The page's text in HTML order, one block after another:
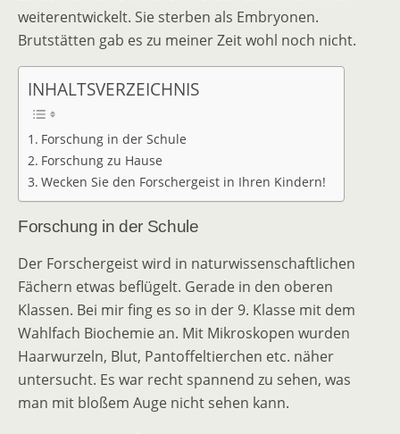
weiterentwickelt. Sie sterben als Embryonen.
Brutstätten gab es zu meiner Zeit wohl noch nicht.
INHALTSVERZEICHNIS
Forschung in der Schule
Forschung zu Hause
Wecken Sie den Forschergeist in Ihren Kindern!
Forschung in der Schule
Der Forschergeist wird in naturwissenschaftlichen
Fächern etwas beflügelt. Gerade in den oberen
Klassen. Bei mir fing es so in der 9. Klasse mit dem
Wahlfach Biochemie an. Mit Mikroskopen wurden
Haarwurzeln, Blut, Pantoffeltierchen etc. näher
untersucht. Es war recht spannend zu sehen, was
man mit bloßem Auge nicht sehen kann.